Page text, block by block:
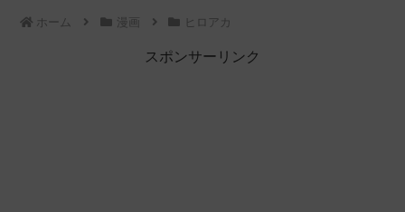
ホーム 漫画 ヒロアカ
スポンサーリンク